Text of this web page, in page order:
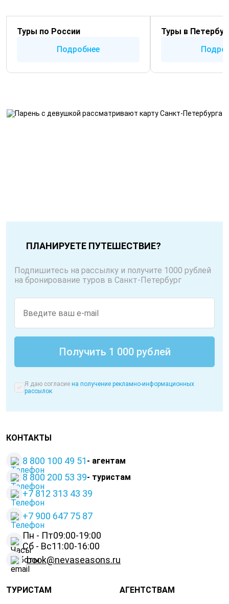
Туры по России
Подробнее
Туры в
ПЛАНИРУЕТЕ ПУТЕШЕСТВИЕ?
Подпишитесь на рассылку и получите 1000 рублей
на бронирование туров в Санкт-Петербург
Я даю согласие на получение рекламно-информационных
рассылок
КОНТАКТЫ
8 800 100 49 51 - агентам
8 800 200 53 39- туристам
+7 812 313 43 39
+7 900 647 75 87
Пн - Пт09:00-19:00
Сб - Вс11:00-16:00
book@nevaseasons.ru
ТУРИСТАМ
АГЕНТСТВАМ